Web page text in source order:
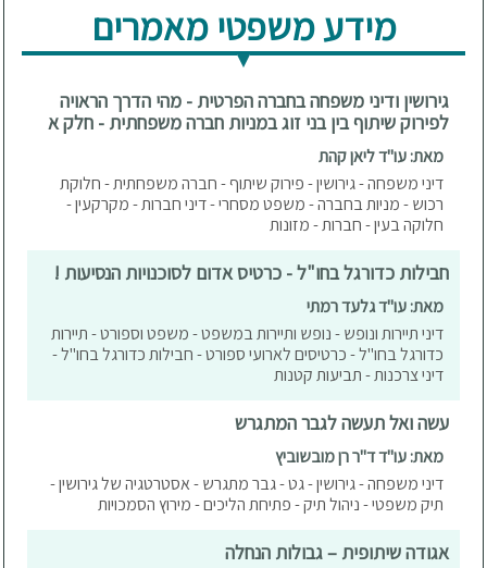
מידע משפטי מאמרים
גירושין ודיני משפחה בחברה הפרטית - מהי הדרך הראויה
לפירוק שיתוף בין בני זוג במניות חברה משפחתית - חלק א
מאת: עו"ד ליאן קהת
דיני משפחה - גירושין - פירוק שיתוף - חברה משפחתית - חלוקת
רכוש - מניות בחברה - משפט מסחרי - דיני חברות - מקרקעין -
חלוקה בעין - חברות - מזונות
חבילות כדורגל בחו"ל - כרטיס אדום לסוכנויות הנסיעות !
מאת: עו"ד גלעד רמתי
דיני תיירות ונופש - נופש ותיירות במשפט - משפט וספורט - תיירות
כדורגל בחו"ל - כרטיסים לארועי ספורט - חבילות כדורגל בחו"ל -
דיני צרכנות - תביעות קטנות
עשה ואל תעשה לגבר המתגרש
מאת: עו"ד ד"ר רן מובשוביץ
דיני משפחה - גירושין - גט - גבר מתגרש - אסטרטגיה של גירושין -
תיק משפטי - ניהול תיק - פתיחת הליכים - מירוץ הסמכויות
אגודה שיתופית – גבולות הנחלה